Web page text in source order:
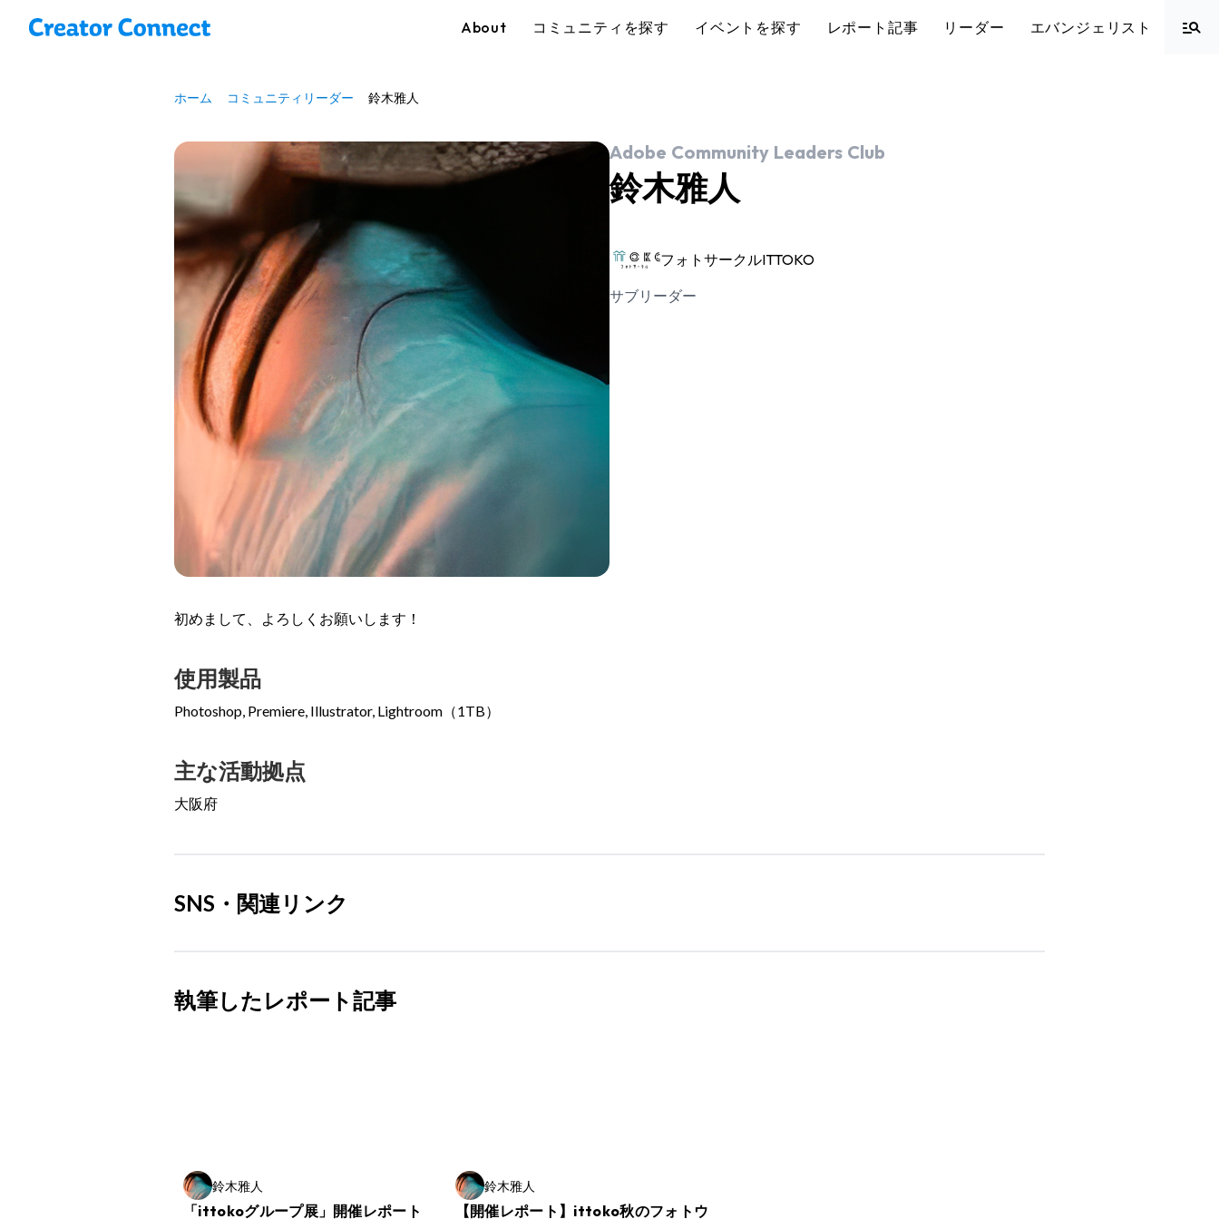
About コミュニティを探す イベントを探す レポート記事 リーダー エバンジェリスト
ホーム コミュニティリーダー 鈴木雅人
Adobe Community Leaders Club
鈴木雅人
フォトサークルITTOKO
サブリーダー
初めまして、よろしくお願いします！
使用製品
Photoshop, Premiere, Illustrator, Lightroom（1TB）
主な活動拠点
大阪府
SNS・関連リンク
執筆したレポート記事
鈴木雅人
「ittokoグループ展」開催レポート
鈴木雅人
【開催レポート】ittoko秋のフォトウ